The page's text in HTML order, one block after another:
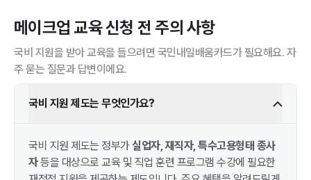
메이크업 교육 신청 전 주의 사항
국비 지원을 받아 교육을 들으려면 국민내일배움카드가 필요해요. 자
주 묻는 질문과 답변이에요.
국비 지원 제도는 무엇인가요?
국비 지원 제도는 정부가실업자, 재직자, 특수고용형태 종사
자등을 대상으로 교육 및 직업 훈련 프로그램 수강에 필요한